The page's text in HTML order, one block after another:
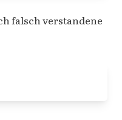
falsch verstandene